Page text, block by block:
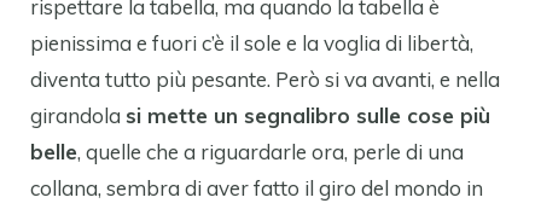
rispettare la tabella, ma quando la tabella è
pienissima e fuori c’è il sole e la voglia di libertà,
diventa tutto più pesante. Però si va avanti, e nella
girandola si mette un segnalibro sulle cose più
belle, quelle che a riguardarle ora, perle di una
collana, sembra di aver fatto il giro del mondo in